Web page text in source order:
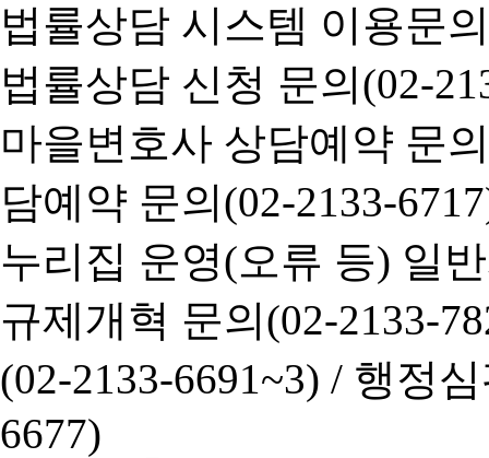
법률상담 시스템 이용문
법률상담 신청 문의(02-
마을변호사 상담예약 문
담예약 문의(02-2133-
누리집 운영(오류 등) 일
규제개혁 문의(02-2133-
(02-2133-6691~3) / 행정심
6677)